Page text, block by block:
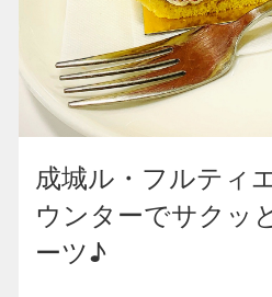
成城ル・フルティ
ウンターでサクッ
ーツ♪